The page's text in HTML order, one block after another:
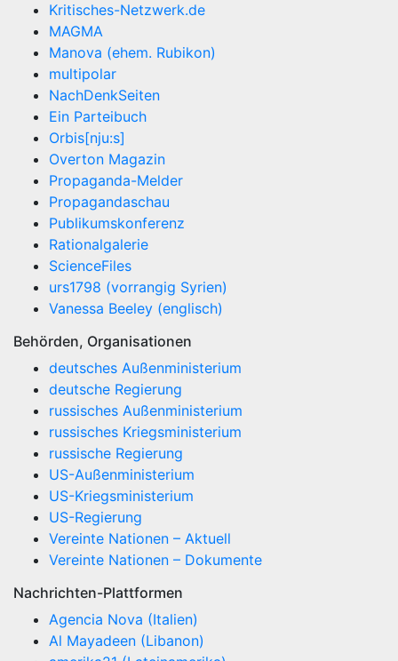
Kritisches-Netzwerk.de
MAGMA
Manova (ehem. Rubikon)
multipolar
NachDenkSeiten
Ein Parteibuch
Orbis[nju:s]
Overton Magazin
Propaganda-Melder
Propagandaschau
Publikumskonferenz
Rationalgalerie
ScienceFiles
urs1798 (vorrangig Syrien)
Vanessa Beeley (englisch)
Behörden, Organisationen
deutsches Außenministerium
deutsche Regierung
russisches Außenministerium
russisches Kriegsministerium
russische Regierung
US-Außenministerium
US-Kriegsministerium
US-Regierung
Vereinte Nationen – Aktuell
Vereinte Nationen – Dokumente
Nachrichten-Plattformen
Agencia Nova (Italien)
Al Mayadeen (Libanon)